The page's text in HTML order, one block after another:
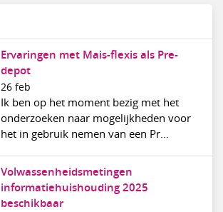
Ervaringen met Mais-flexis als Pre-
depot
26 feb
Ik ben op het moment bezig met het
onderzoeken naar mogelijkheden voor
het in gebruik nemen van een Pr...
Volwassenheidsmetingen
informatiehuishouding 2025
beschikbaar